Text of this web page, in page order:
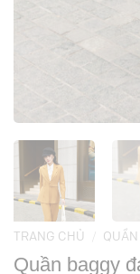
TRANG CHỦ QUẦN
Quần baggy